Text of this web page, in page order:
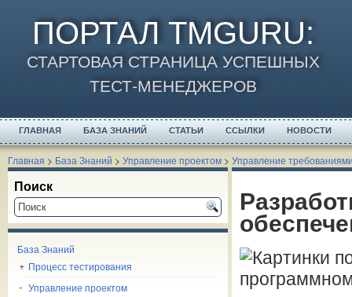
ПОРТАЛ TMGURU:
СТАРТОВАЯ СТРАНИЦА УСПЕШНЫХ
ТЕСТ-МЕНЕДЖЕРОВ
ГЛАВНАЯ БАЗА ЗНАНИЙ СТАТЬИ ССЫЛКИ НОВОСТИ
Главная > База Знаний > Управление проектом > Управление
Поиск
База Знаний
Процесс тестирования
Управление проектом